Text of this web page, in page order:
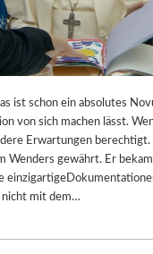
ist schon ein absolutes
von sich machen lässt.
Erwartungen berechtigt.
Wenders gewährt. Er
nicht mit dem…